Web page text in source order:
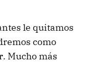
le quitamos
como
. Mucho más